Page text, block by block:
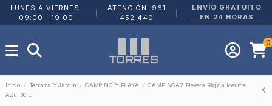
LUNES A VIERNES:
09:00 - 19:00
ATENCIÓN: 961
452 440
ENVÍO GRATUITO
EN 24 HORAS
0
Inicio Terraza Y Jardín CAMPING Y PLAYA
CAMPINGAZ Nevera Rígida Icetime
Azul 30 L